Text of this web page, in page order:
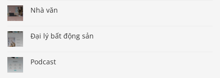
Nhà văn
Đại lý bất động sản
Podcast